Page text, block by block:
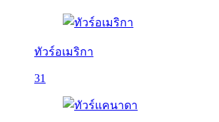
ทัวร์อเมริกา
31